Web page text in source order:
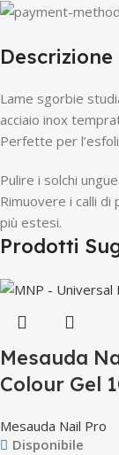
Descrizione
Lame sgorbie
acciaio inox
Perfette per
Pulire i solchi
Rimuovere i calli di
più estesi.
Prodotti
Mesauda
Colour Gel
Mesauda Nail Pro
Disponibile